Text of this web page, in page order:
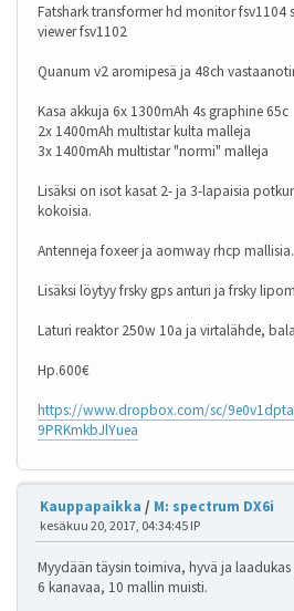
Fatshark transformer hd monitor fsv1104
viewer fsv1102
Quanum v2 aromipesä ja 48ch
Kasa akkuja 6x 1300mAh 4s graphine 65c
2x 1400mAh multistar kulta malleja
3x 1400mAh multistar "normi" malleja
Lisäksi on isot kasat 2- ja 3-lapaisia
kokoisia.
Antenneja foxeer ja aomway rhcp mallisia.
Lisäksi löytyy frsky gps anturi ja frsky
Laturi reaktor 250w 10a ja virtalähde,
Hp.600€
https://www.dropbox.com/sc/
9PRKmkbJlYuea
Kauppapaikka / M: spectrum DX6i
kesäkuu 20, 2017, 04:34:45 IP
Myydään täysin toimiva, hyvä ja
6 kanavaa, 10 mallin muisti.